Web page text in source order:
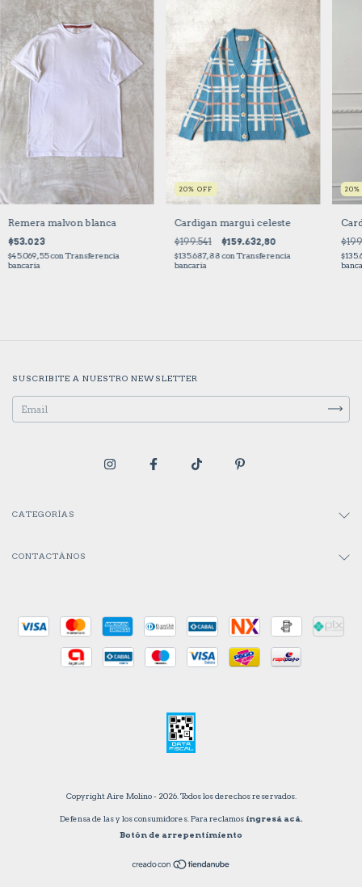
Remera malvon blanca
$53.023
$45.069,55con Transferencia
bancaria
20% OFF
Cardigan margui celeste
$199.541 $159.632,80
$135.687,88con Transferencia
bancaria
20
SUSCRIBITE A NUESTRO NEWSLETTER
CATEGORÍAS
CONTACTÁNOS
Copyright Aire Molino - 2026. Todos los derechos reservados.
Defensa de las y los consumidores. Para reclamos ingresá acá.
Botón de arrepentimiento